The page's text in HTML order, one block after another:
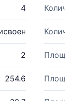
4
2
254.6